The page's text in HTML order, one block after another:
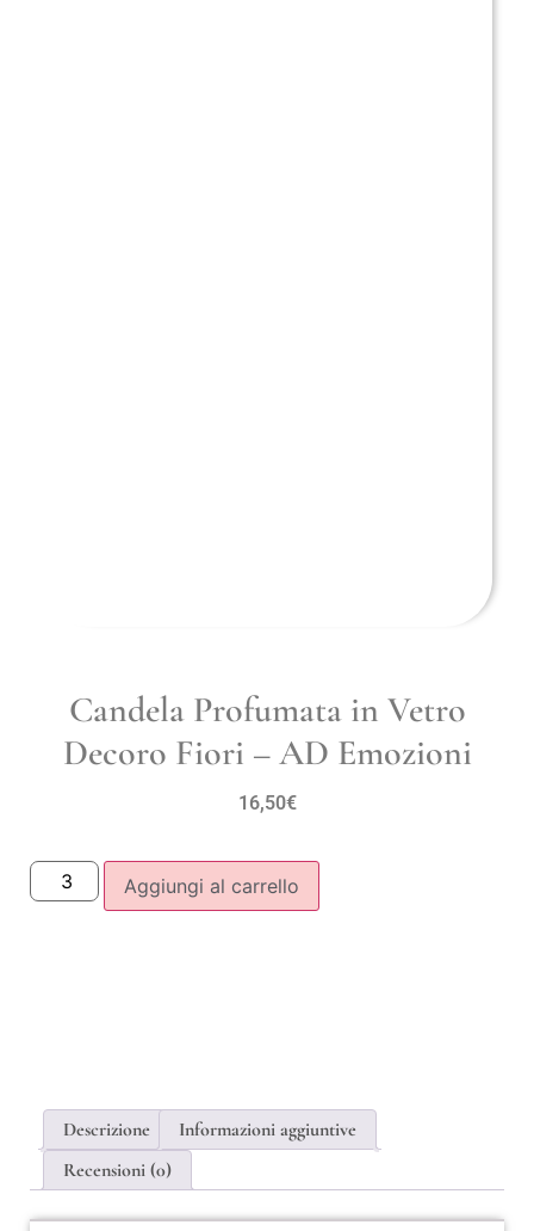
Candela Profumata in Vetro
Decoro Fiori – AD Emozioni
16,50€
Aggiungi al carrello
Descrizione
Informazioni aggiuntive
Recensioni (0)